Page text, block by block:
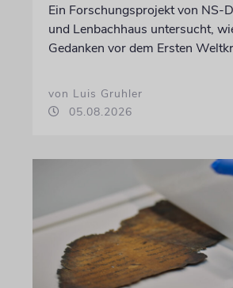
Ein Forschungsprojekt von NS-
und Lenbachhaus untersucht,
Gedanken vor dem Ersten
von Luis Gruhler
05.08.2026